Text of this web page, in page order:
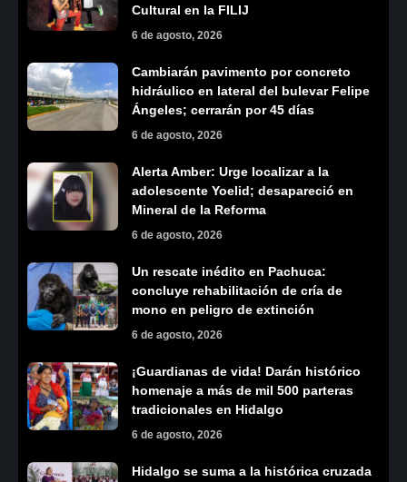
Cultural en la FILIJ
6 de agosto, 2026
Cambiarán pavimento por concreto
hidráulico en lateral del bulevar Felipe
Ángeles; cerrarán por 45 días
6 de agosto, 2026
Alerta Amber: Urge localizar a la
adolescente Yoelid; desapareció en
Mineral de la Reforma
6 de agosto, 2026
Un rescate inédito en Pachuca:
concluye rehabilitación de cría de
mono en peligro de extinción
6 de agosto, 2026
¡Guardianas de vida! Darán histórico
homenaje a más de mil 500 parteras
tradicionales en Hidalgo
6 de agosto, 2026
Hidalgo se suma a la histórica cruzada